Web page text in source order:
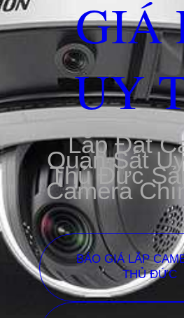
GIÁ
UY
Lắp Đặt
Quan Sát
Thủ Đức
Camera
BÁO GIÁ LẮP
THỦ ĐỨC